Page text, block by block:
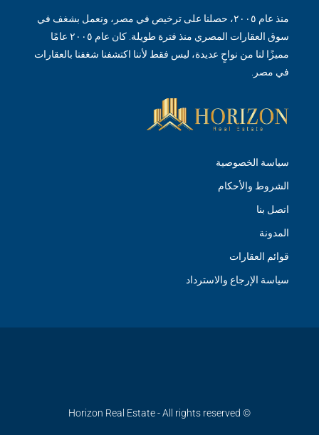
منذ عام ٢٠٠٥، حصلنا على ترخيص في مصر، ونعمل بشغف في
سوق العقارات المصري منذ فترة طويلة. كان عام ٢٠٠٥ عامًا
مميزًا لنا من نواحٍ عديدة، ليس فقط لأننا اكتشفنا شغفنا بالعقارات
في مصر.
سياسة الخصوصية
الشروط والأحكام
اتصل بنا
المدونة
قوائم العقارات
سياسة الإرجاع والاسترداد
© Horizon Real Estate - All rights reserved